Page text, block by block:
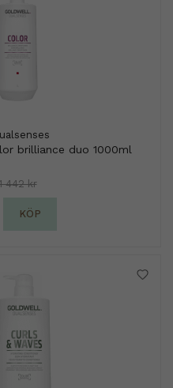
brilliance duo 1000ml
442 kr
KÖP